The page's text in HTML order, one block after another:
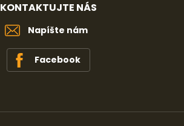
KONTAKTUJTE NÁS
Napíšte nám
Facebook